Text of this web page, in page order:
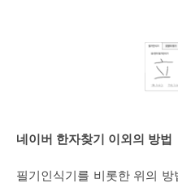
네이버 한자찾기 이외의 방법
필기인식기를 비롯한 위의